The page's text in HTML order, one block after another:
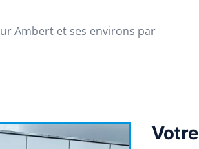
Ambert et ses environs par